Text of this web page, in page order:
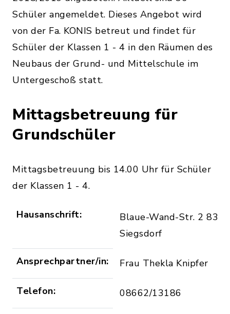
Schüler angemeldet. Dieses Angebot wird
von der Fa. KONIS betreut und findet für
Schüler der Klassen 1 - 4 in den Räumen des
Neubaus der Grund- und Mittelschule im
Untergeschoß statt.
Mittagsbetreuung für
Grundschüler
Mittagsbetreuung bis 14.00 Uhr für Schüler
der Klassen 1 - 4.
Hausanschrift:
Blaue-Wand-Str. 2
Siegsdorf
Ansprechpartner/in: Frau Thekla Knipfer
Telefon: 08662/13186